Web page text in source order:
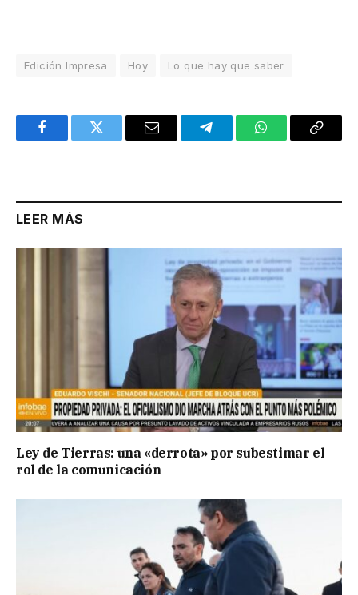
Edición Impresa Hoy Lo que hay que saber
FacebookTwitter Email TelegramWhatsAppCopy
LEER MÁS
Ley de Tierras: una «derrota» por subestimar el
rol de la comunicación